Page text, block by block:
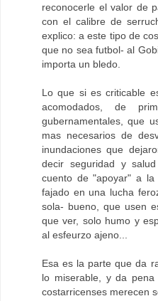
reconocerle el valor de
con el calibre de
explico: a este tipo de
que no sea futbol- al
importa un bledo.
Lo que si es criticable
acomodados, de
gubernamentales, que
mas necesarios de
inundaciones que
decir seguridad y
cuento de "apoyar" a
fajado en una lucha
sola- bueno, que usen
que ver, solo humo y
al esfeurzo ajeno...
Esa es la parte que da
lo miserable, y da
costarricenses merecen